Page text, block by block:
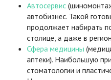
Автосервис
автобизнес. Такой
продолжает набирать
столице, а даже в
Сфера медицины
аптеки). Наибольшую
стоматологии и